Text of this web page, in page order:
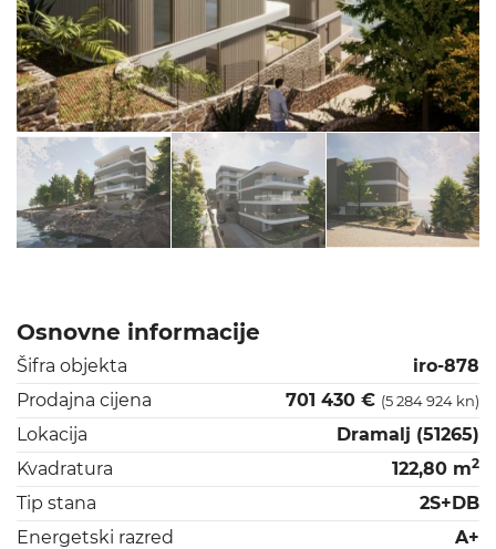
Osnovne informacije
Šifra objekta
iro-878
Prodajna cijena
701 430 € (5 284 924 kn)
Lokacija
Dramalj (51265)
Kvadratura
122,80 m2
Tip stana
2S+DB
Energetski razred
A+